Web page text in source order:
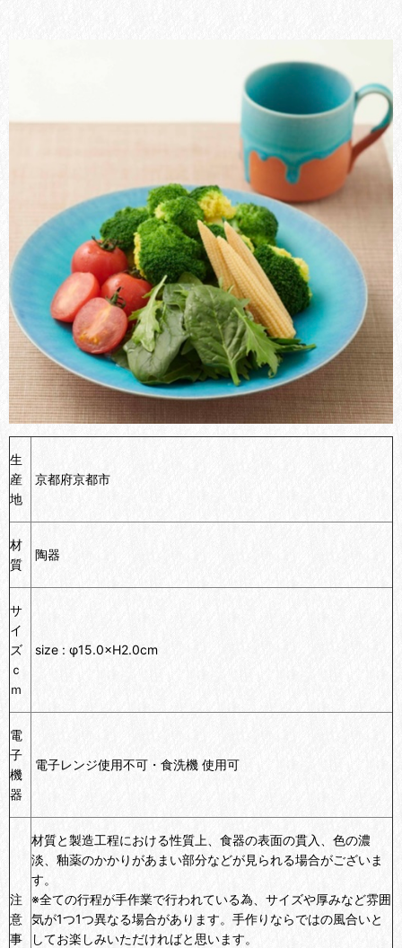
生
産
地
京都府京都市
材
質
陶器
サ
イ
ズ
ｃ
ｍ
size : φ15.0×H2.0cm
電
子
機
器
電子レンジ使用不可・食洗機 使用可
注
意
事
材質と製造工程における性質上、食器の表面の貫入、色の濃
淡、釉薬のかかりがあまい部分などが見られる場合がございま
す。
※全ての行程が手作業で行われている為、サイズや厚みなど雰囲
気が1つ1つ異なる場合があります。手作りならではの風合いと
してお楽しみいただければと思います。